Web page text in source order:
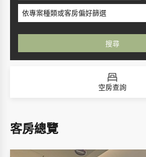
依專案種類或客房偏好篩選
搜尋
空房查詢
客房總覽